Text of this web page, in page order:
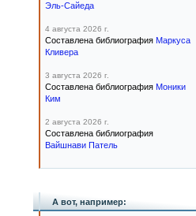
Эль-Сайеда
4 августа 2026 г.
Составлена библиография Маркуса
Кливера
3 августа 2026 г.
Составлена библиография Моники
Ким
2 августа 2026 г.
Составлена библиография
Вайшнави Патель
А вот, например: